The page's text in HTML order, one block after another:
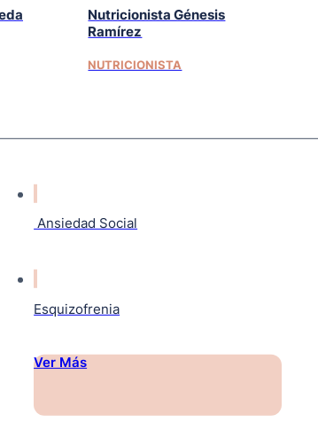
Nutricionista Génesis
Ramírez
NUTRICIONISTA
Ansiedad Social
Esquizofrenia
Ver Más